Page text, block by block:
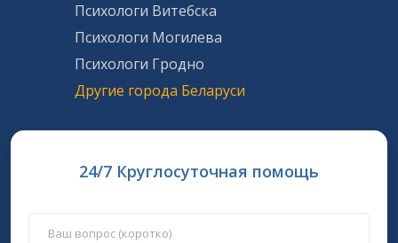
Психологи Витебска
Психологи Могилева
Психологи Гродно
Другие города Беларуси
24/7 Круглосуточная помощь